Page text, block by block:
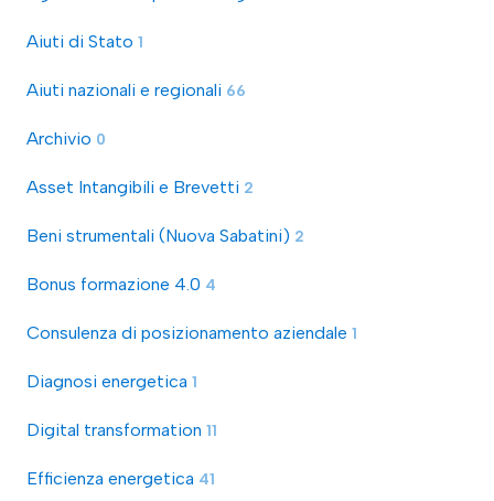
Aiuti di Stato 1
Aiuti nazionali e regionali 66
Archivio 0
Asset Intangibili e Brevetti 2
Beni strumentali (Nuova Sabatini) 2
Bonus formazione 4.0 4
Consulenza di posizionamento aziendale 1
Diagnosi energetica 1
Digital transformation 11
Efficienza energetica 41